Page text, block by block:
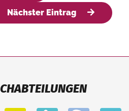
Nächster Eintrag